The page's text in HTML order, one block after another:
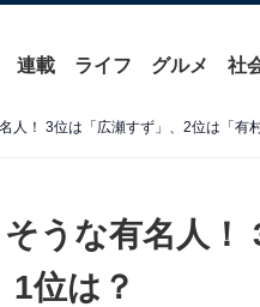
連載 ライフ グルメ 社
人！ 3位は「広瀬すず」、2位は「有
うな有名人！
1位は？